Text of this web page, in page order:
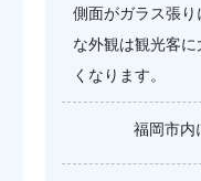
側面がガラス張り
な外観は観光客
くなります。
福岡市内